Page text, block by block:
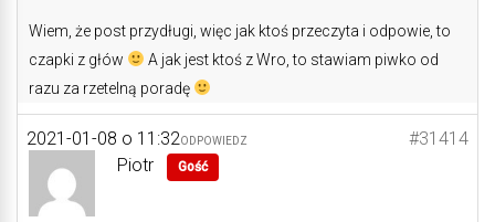
Wiem, że post przydługi, więc jak ktoś przeczyta i odpowie, to
czapki z głów
A jak jest ktoś z Wro, to stawiam piwko od
razu za rzetelną poradę
2021-01-08 o 11:32 #31414
ODPOWIEDZ
Piotr Gość